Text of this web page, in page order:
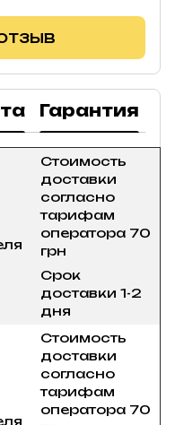
Гарантия
Стоимость
доставки
согласно
тарифам
оператора 70
грн
Срок
доставки 1-2
дня
Стоимость
доставки
согласно
тарифам
оператора 70